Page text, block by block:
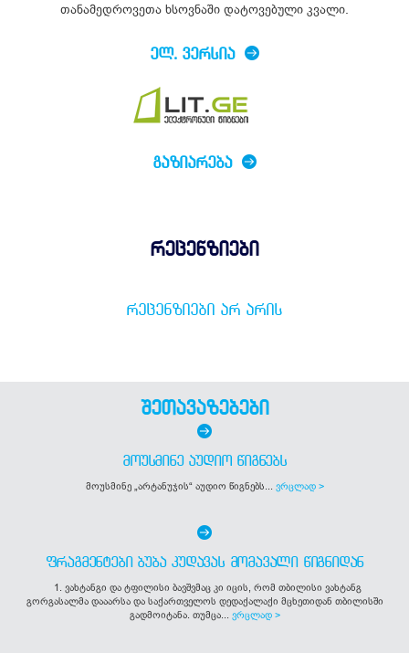
თანამედროვეთა ხსოვნაში დატოვებული კვალი.
ᲔᲚ. ᲕᲔᲠᲡᲘᲐ
ᲒᲐᲖᲘᲐᲠᲔᲑᲐ
რეცენზიები
ᲠᲔᲪᲔᲜᲖᲘᲔᲑᲘ ᲐᲠ ᲐᲠᲘᲡ
შეთავაზებები
ᲛᲝᲣᲡᲛᲘᲜᲔ ᲐᲣᲓᲘᲝ ᲬᲘᲒᲜᲔᲑᲡ
მოუსმინე „არტანუჯის“ აუდიო წიგნებს... ვრცლად >
ᲤᲠᲐᲒᲛᲔᲜᲢᲔᲑᲘ ᲑᲣᲑᲐ ᲙᲣᲓᲐᲕᲐᲡ ᲛᲝᲛᲐᲕᲐᲚᲘ ᲬᲘᲒᲜᲘᲓᲐᲜ
1. ვახტანგი და ტფილისი ბავშვმაც კი იცის, რომ თბილისი ვახტანგ
გორგასალმა დააარსა და საქართველოს დედაქალაქი მცხეთიდან თბილისში
გადმოიტანა. თუმცა... ვრცლად >